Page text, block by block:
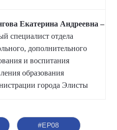
Екатерина Андреевна –
специалист отдела
дополнительного
и воспитания
образования
города Элисты
#ЕР08